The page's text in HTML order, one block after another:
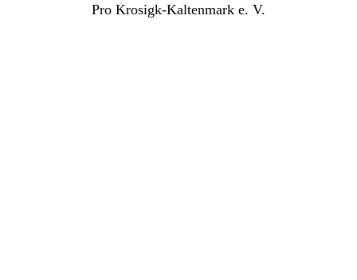
Pro Krosigk-Kaltenmark e. V.